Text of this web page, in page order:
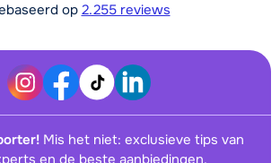
op 2.255 reviews
Mis het niet: exclusieve tips van